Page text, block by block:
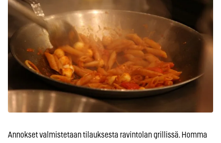
Annokset valmistetaan tilauksesta ravintolan grillissä. Homma